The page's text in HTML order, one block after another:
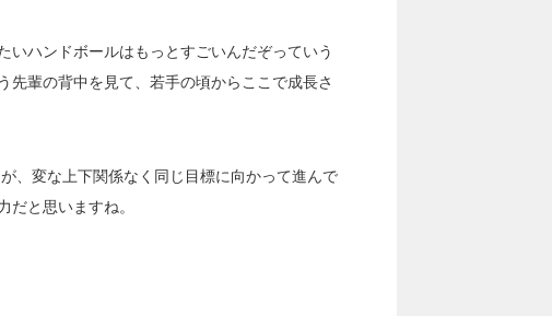
ハンドボールはもっとすごいんだぞっていう
輩の背中を見て、若手の頃からここで成長さ
、変な上下関係なく同じ目標に向かって進んで
と思いますね。